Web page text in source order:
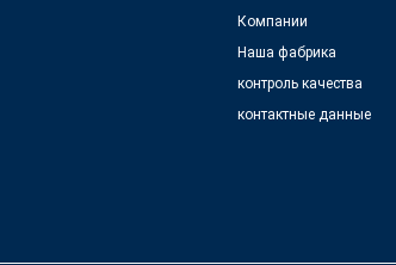
Компании
Наша фабрика
контроль качества
контактные данные